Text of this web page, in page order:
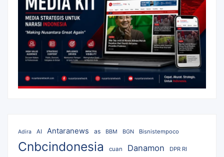
Adira AI Antaranews as BBM BGN Bisnistempoco
Cnbcindonesia cuan Danamon DPR RI